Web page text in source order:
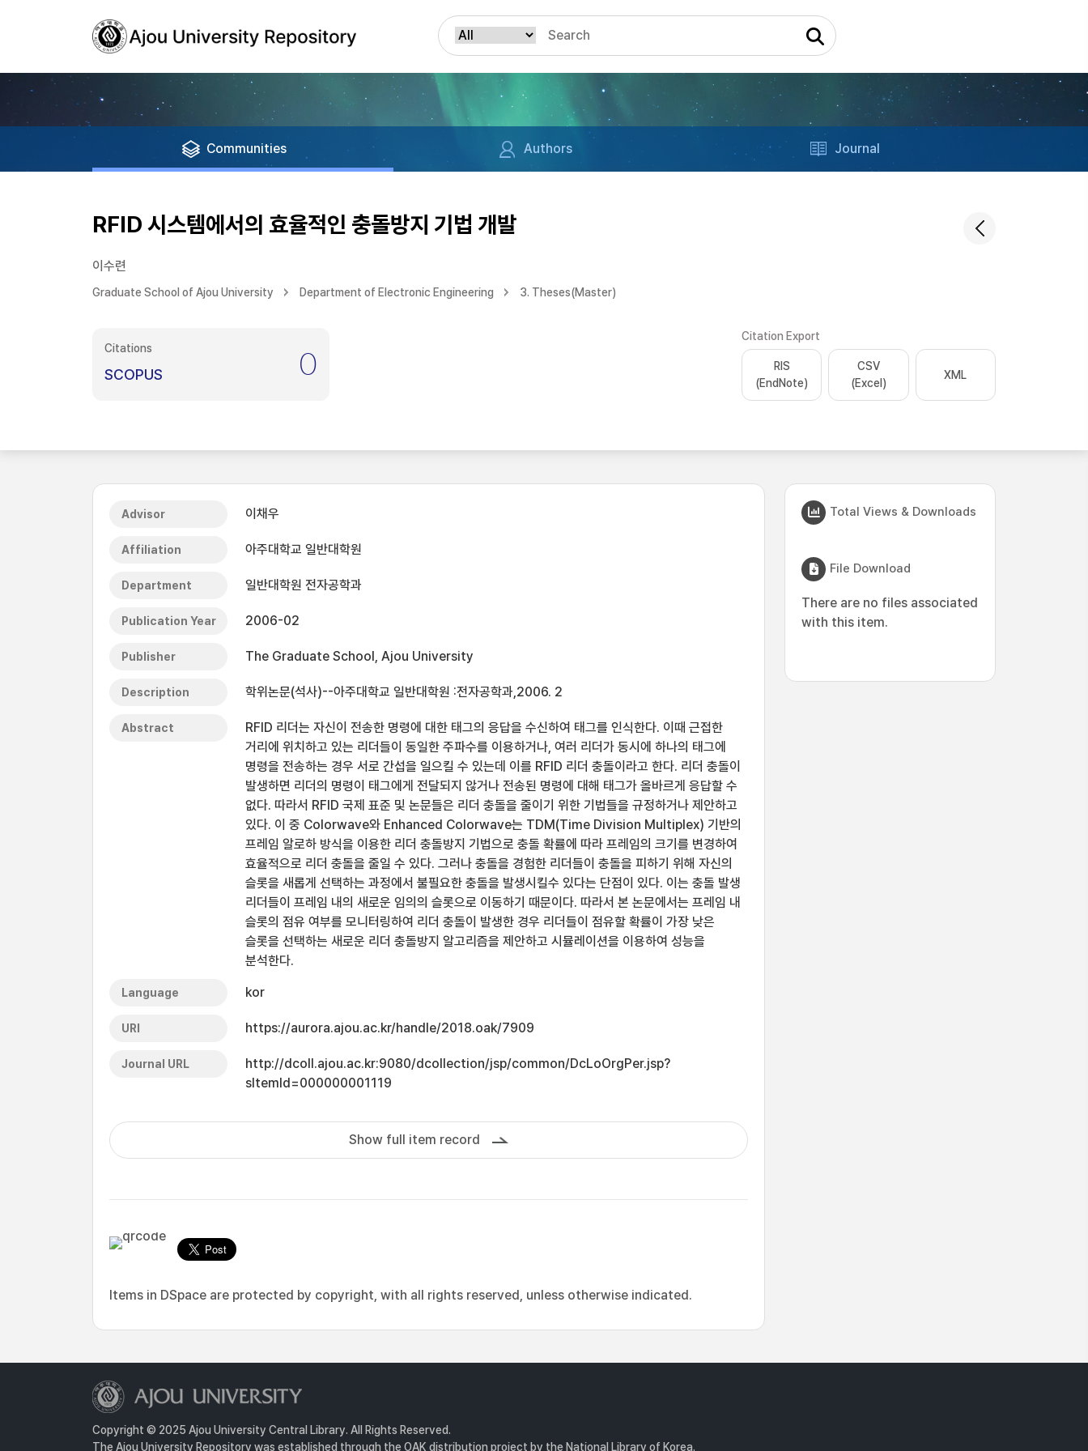
Communities Authors Journal
RFID 시스템에서의 효율적인 충돌방지 기법 개발
이수련
Graduate School of Ajou University Department of Electronic Engineering 3. Theses(Master)
Citations
SCOPUS 0
Citation Export
RIS
(EndNote)
CSV
(Excel)
XML
Advisor 이채우
Affiliation 아주대학교 일반대학원
Department 일반대학원 전자공학과
Publication Year 2006-02
Publisher The Graduate School, Ajou University
Description 학위논문(석사)--아주대학교 일반대학원 :전자공학과,2006. 2
Abstract
RFID 리더는 자신이 전송한 명령에 대한 태그의 응답을 수신하여 태그를 인식한다. 이때 근접한
거리에 위치하고 있는 리더들이 동일한 주파수를 이용하거나, 여러 리더가 동시에 하나의 태그에
명령을 전송하는 경우 서로 간섭을 일으킬 수 있는데 이를 RFID 리더 충돌이라고 한다. 리더 충돌이
발생하면 리더의 명령이 태그에게 전달되지 않거나 전송된 명령에 대해 태그가 올바르게 응답할 수
없다. 따라서 RFID 국제 표준 및 논문들은 리더 충돌을 줄이기 위한 기법들을 규정하거나 제안하고
있다. 이 중 Colorwave와 Enhanced Colorwave는 TDM(Time Division Multiplex) 기반의
프레임 알로하 방식을 이용한 리더 충돌방지 기법으로 충돌 확률에 따라 프레임의 크기를 변경하여
효율적으로 리더 충돌을 줄일 수 있다. 그러나 충돌을 경험한 리더들이 충돌을 피하기 위해 자신의
슬롯을 새롭게 선택하는 과정에서 불필요한 충돌을 발생시킬수 있다는 단점이 있다. 이는 충돌 발생
리더들이 프레임 내의 새로운 임의의 슬롯으로 이동하기 때문이다. 따라서 본 논문에서는 프레임 내
슬롯의 점유 여부를 모니터링하여 리더 충돌이 발생한 경우 리더들이 점유할 확률이 가장 낮은
슬롯을 선택하는 새로운 리더 충돌방지 알고리즘을 제안하고 시뮬레이션을 이용하여 성능을
분석한다.
Language kor
URI https://aurora.ajou.ac.kr/handle/2018.oak/7909
Journal URL
http://dcoll.ajou.ac.kr:9080/dcollection/jsp/common/DcLoOrgPer.jsp?
sItemId=000000001119
Show full item record
Items in DSpace are protected by copyright, with all rights reserved, unless otherwise indicated.
Total Views & Downloads
File Download
There are no files associated
with this item.
Copyright © 2025 Ajou University Central Library. All Rights Reserved.
The Ajou University Repository was established through the OAK distribution project by the National Library of Korea.